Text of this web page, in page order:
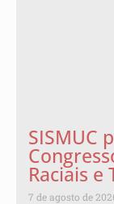
SISMUC
Raciais e
7 de agosto de